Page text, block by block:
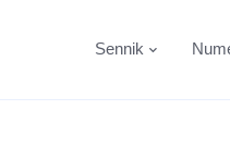
Sennik